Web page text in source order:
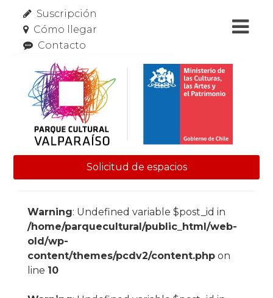
Suscripción
Cómo llegar
Contacto
Solicitud de espacios
Warning: Undefined variable $post_id in
/home/parquecultural/public_html/web-
old/wp-
content/themes/pcdv2/content.phpon
line 10